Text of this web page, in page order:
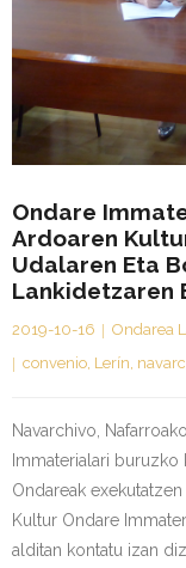
Vitagrama
Kontaktua |
Ondare
Ardoaren
Udalaren Eta
Lankidetzaren
2019-10-16 Ondarea
convenio, Lerín,
Navarchivo,
Immaterialari
Ondareak
Kultur Ondare
alditan kontatu izan